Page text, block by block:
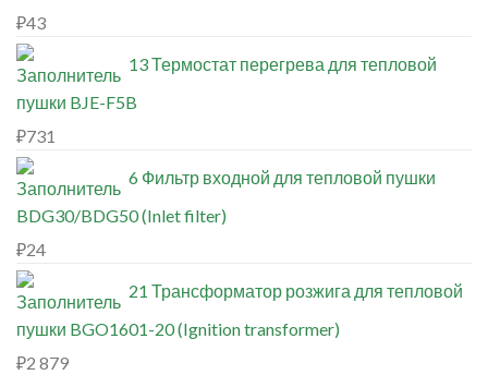
₽43
13 Термостат перегрева для тепловой
пушки BJE-F5B
₽731
6 Фильтр входной для тепловой пушки
BDG30/BDG50 (Inlet filter)
₽24
21 Трансформатор розжига для тепловой
пушки BGO1601-20 (Ignition transformer)
₽2 879